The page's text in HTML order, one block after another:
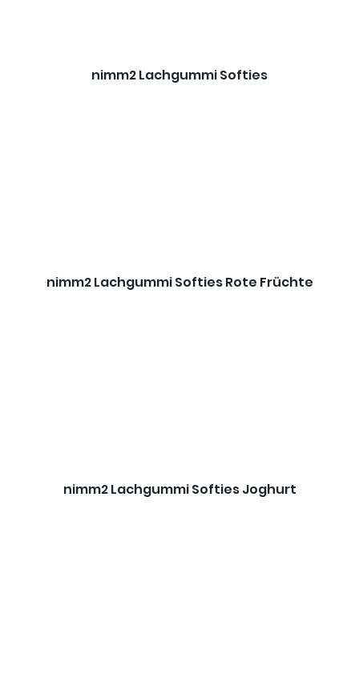
nimm2 Lachgummi Softies
nimm2 Lachgummi Softies Rote Früchte
nimm2 Lachgummi Softies Joghurt